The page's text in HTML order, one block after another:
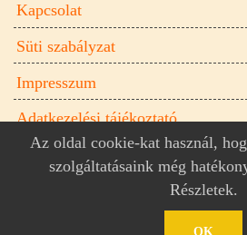
Kapcsolat
Süti szabályzat
Impresszum
Adatkezelési tájékoztató
Donna.hu női magazin ©
Az oldal cookie-kat használ,
szolgáltatásaink még
Részletek.
OK